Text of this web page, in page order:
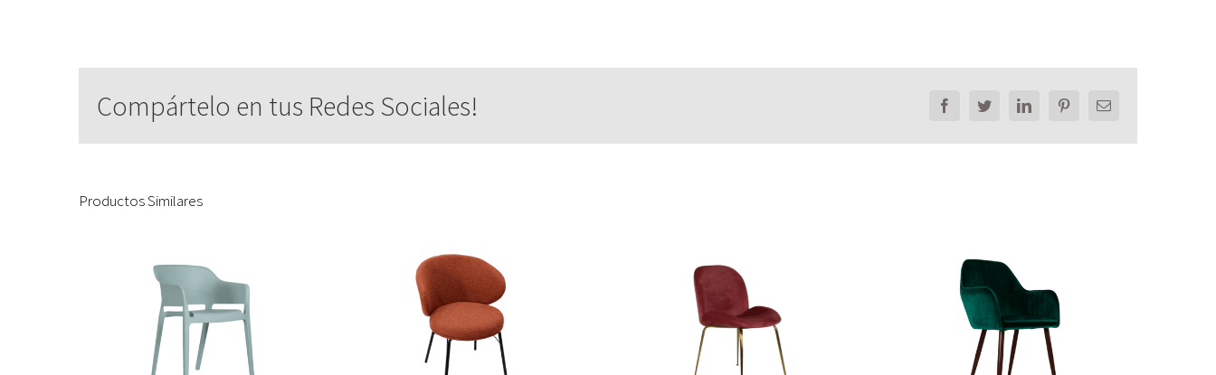
Compártelo en tus Redes Sociales! FacebookTwitterLinkedInPinterestEmail
Productos Similares